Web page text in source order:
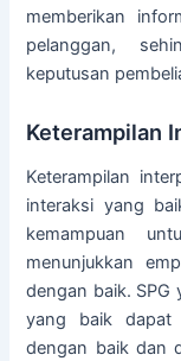
memberikan
pelanggan,
keputusan
Keterampilan
Keterampilan
interaksi yang
kemampuan
menunjukkan
dengan baik. SPG
yang baik dapat
dengan baik dan